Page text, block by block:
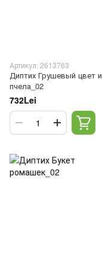
Артикул: 2613763
Диптих Грушевый цвет и
пчела_02
732Lei